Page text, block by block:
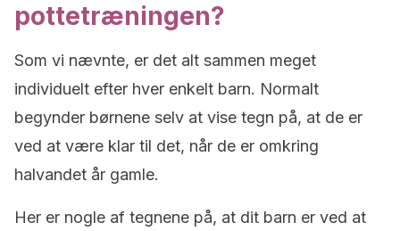
pottetræningen?
Som vi nævnte, er det alt sammen meget
individuelt efter hver enkelt barn. Normalt
begynder børnene selv at vise tegn på, at de er
ved at være klar til det, når de er omkring
halvandet år gamle.
Her er nogle af tegnene på, at dit barn er ved at